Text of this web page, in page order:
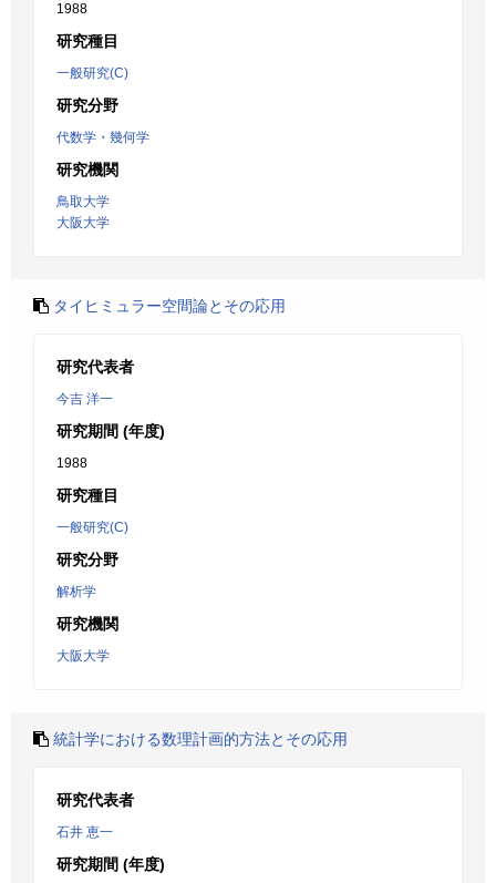
1988
研究種目
一般研究(C)
研究分野
代数学・幾何学
研究機関
鳥取大学
大阪大学
タイヒミュラー空間論とその応用
研究代表者
今吉 洋一
研究期間 (年度)
1988
研究種目
一般研究(C)
研究分野
解析学
研究機関
大阪大学
統計学における数理計画的方法とその応用
研究代表者
石井 恵一
研究期間 (年度)